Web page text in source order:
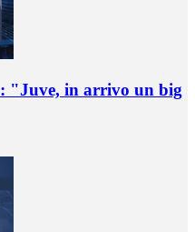
"Juve, in arrivo un big